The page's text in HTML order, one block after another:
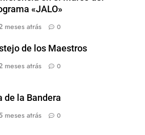
«JALO»
meses atrás
0
de los Maestros
meses atrás
0
de la Bandera
meses atrás
0